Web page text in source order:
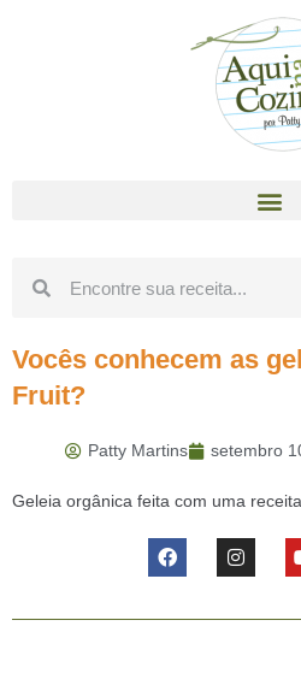
Vocês conhecem as
Fruit?
Patty Martins setembro
Geleia orgânica feita com uma